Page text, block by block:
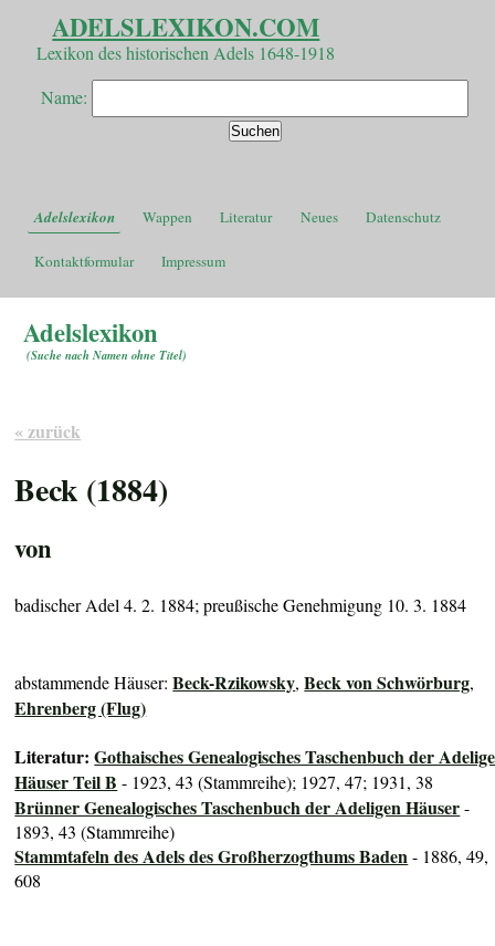
ADELSLEXIKON.COM
Lexikon des historischen Adels 1648-1918
Name:
Adelslexikon Wappen Literatur Neues Datenschutz
Kontaktformular Impressum
Adelslexikon
(Suche nach Namen ohne Titel)
« zurück
Beck (1884)
von
badischer Adel 4. 2. 1884; preußische Genehmigung 10. 3. 1884
abstammende Häuser:Beck-Rzikowsky,Beck von Schwörburg,
Ehrenberg (Flug)
Literatur:Gothaisches Genealogisches Taschenbuch der
Häuser Teil B - 1923, 43 (Stammreihe); 1927, 47; 1931, 38
Brünner Genealogisches Taschenbuch der Adeligen Häuser-
1893, 43 (Stammreihe)
Stammtafeln des Adels des Großherzogthums Baden- 1886, 49,
608